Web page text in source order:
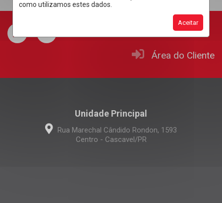
como utilizamos estes dados.
Aceitar
Área do Cliente
Unidade Principal
Rua Marechal Cândido Rondon, 1593
Centro - Cascavel/PR